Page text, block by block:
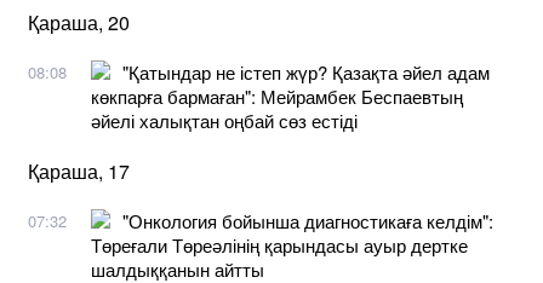
Қараша, 20
08:08
"Қатындар не істеп жүр? Қазақта әйел адам
көкпарға бармаған": Мейрамбек Беспаевтың
әйелі халықтан оңбай сөз естіді
Қараша, 17
07:32
"Онкология бойынша диагностикаға келдім":
Төреғали Төреәлінің қарындасы ауыр дертке
шалдыққанын айтты